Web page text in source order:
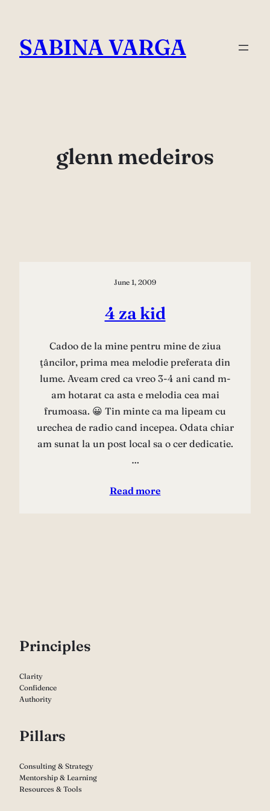
content
SABINA VARGA
glenn medeiros
June 1, 2009
4 za kid
Cadoo de la mine pentru mine de ziua
ţâncilor, prima mea melodie preferata din
lume. Aveam cred ca vreo 3-4 ani cand m-
am hotarat ca asta e melodia cea mai
frumoasa. 😀 Tin minte ca ma lipeam cu
urechea de radio cand incepea. Odata chiar
am sunat la un post local sa o cer dedicatie.
…
Read more
Principles
Clarity
Confidence
Authority
Pillars
Consulting & Strategy
Mentorship & Learning
Resources & Tools